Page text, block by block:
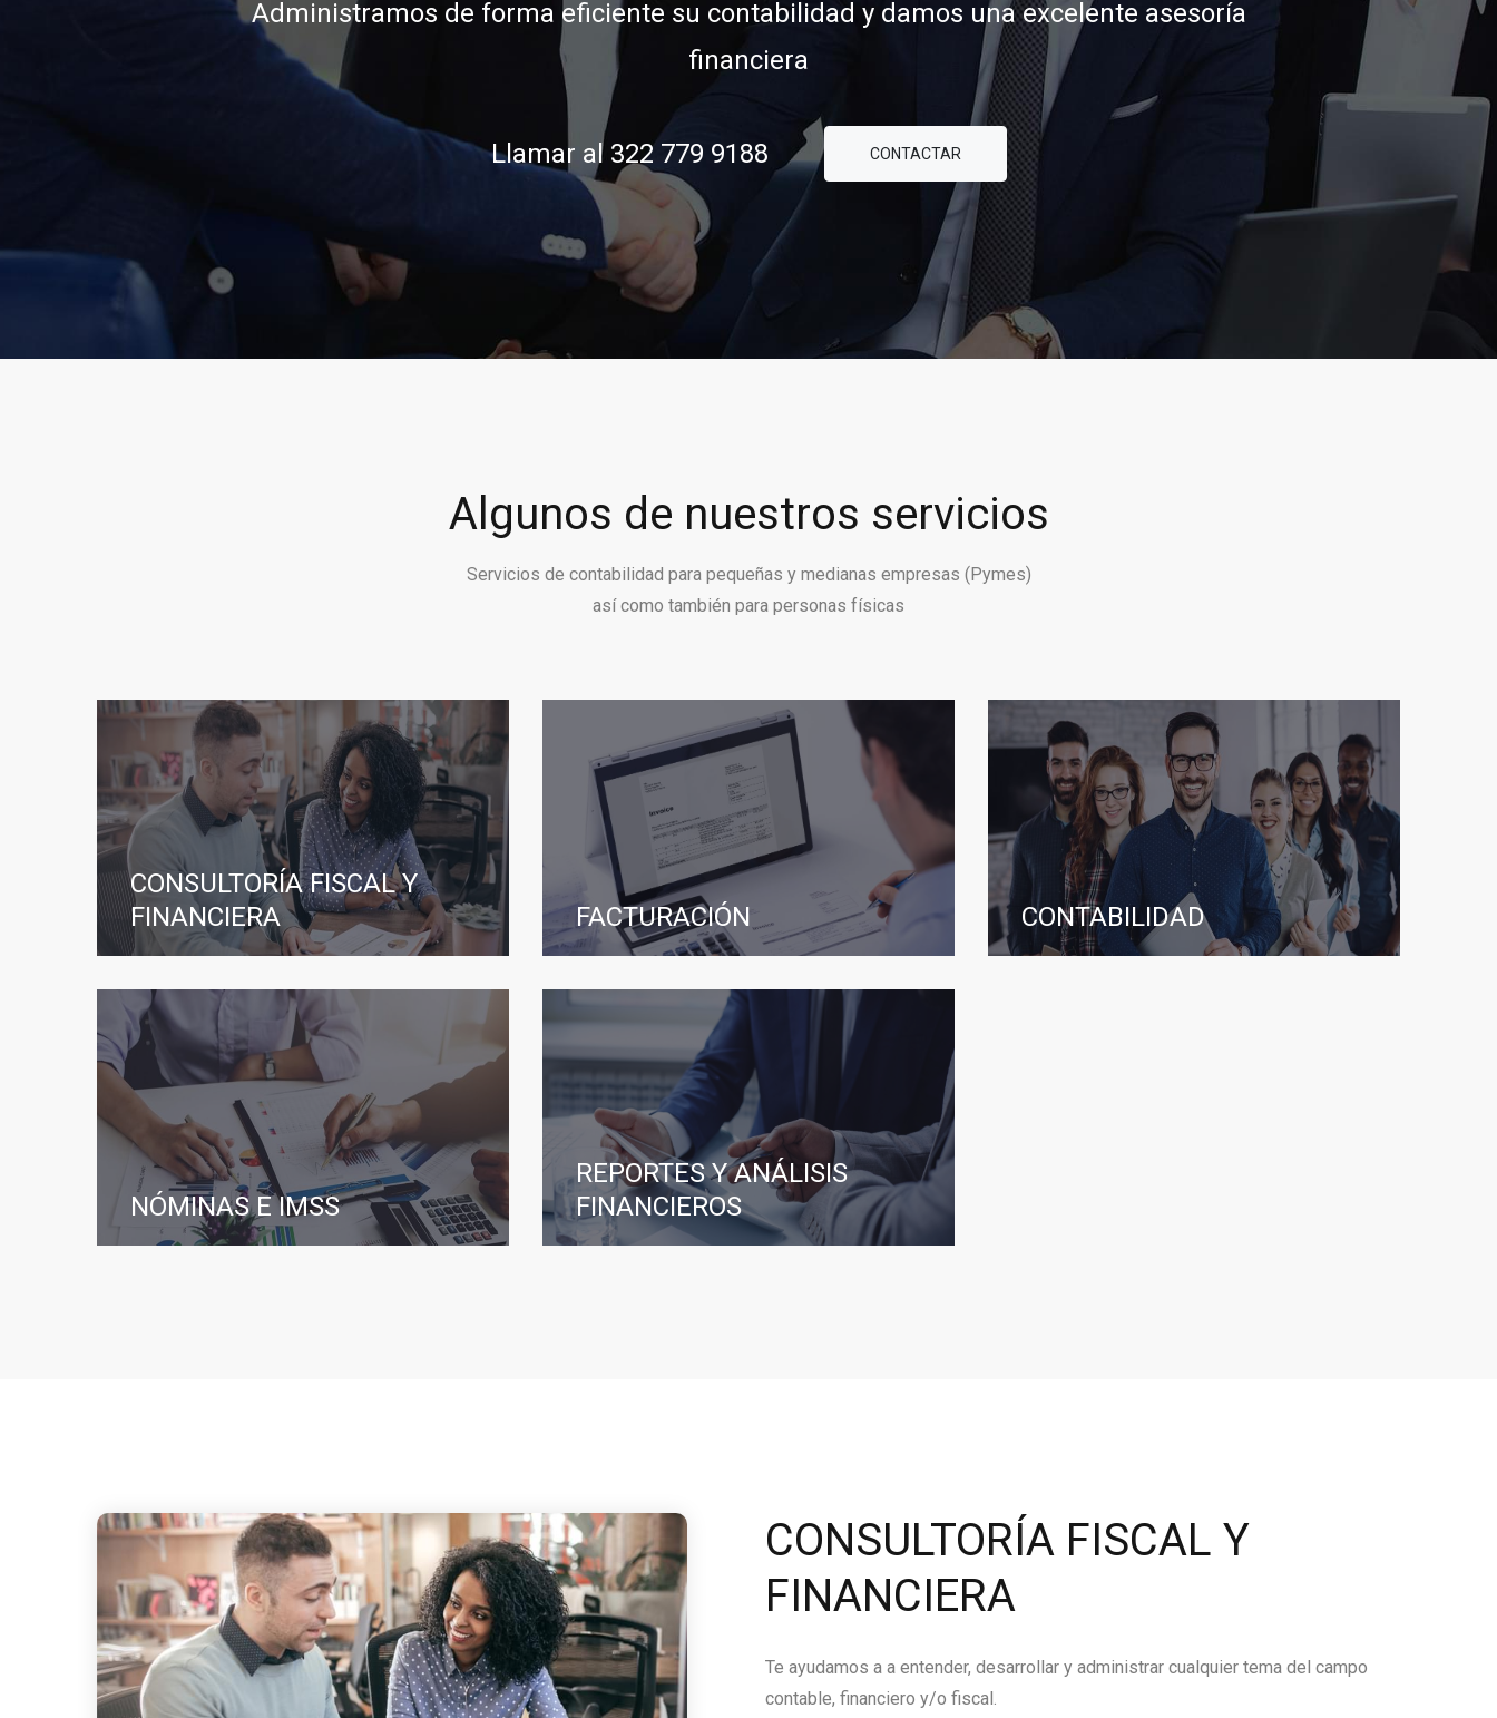
Llamar al 322 779 9188 CONTACTAR
conocimiento, integridad y confianza para ayudarle a concretar sus aspiraciones
comerciales y financieras.
Llamar al 322 779 9188 CONTACTAR
Algunos de nuestros servicios
Servicios de contabilidad para pequeñas y medianas empresas (Pymes)
así como también para personas físicas
CONSULTORÍA FISCAL Y
FINANCIERA
FACTURACIÓN CONTABILIDAD
NÓMINAS E IMSS
REPORTES Y ANÁLISIS
FINANCIEROS
CONSULTORÍA FISCAL Y
FINANCIERA
Te ayudamos a a entender, desarrollar y administrar cualquier tema del campo
contable, financiero y/o fiscal.